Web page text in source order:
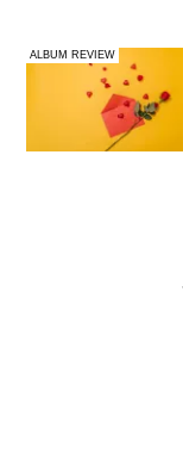
ALBUM REVIEW